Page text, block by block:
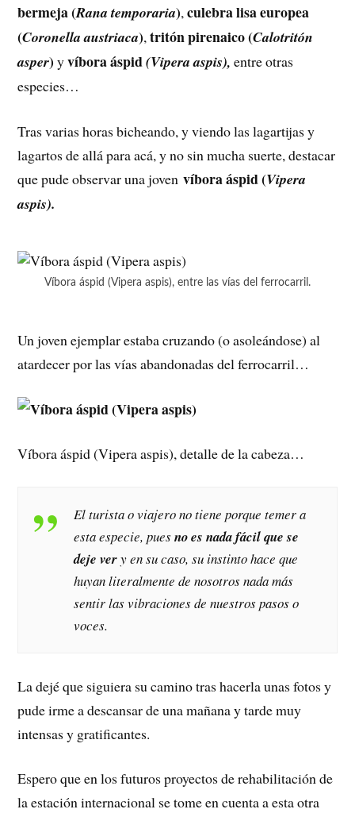
bermeja (Rana temporaria),culebra lisa europea
(Coronella austriaca),tritón pirenaico (Calotritón
asper) yvíbora áspid(Vipera aspis), entre otras
especies…
Tras varias horas bicheando, y viendo las lagartijas y
lagartos de allá para acá, y no sin mucha suerte, destacar
que pude observar una jovenvíbora áspid (Vipera
aspis).
Víbora áspid (Vipera aspis), entre las vías del ferrocarril.
Un joven ejemplar estaba cruzando (o asoleándose) al
atardecer por las vías abandonadas del ferrocarril…
Víbora áspid (Vipera aspis), detalle de la cabeza…
El turista o viajero no tiene porque temer a
esta especie, puesno es nada fácil que se
deje very en su caso, su instinto hace que
huyan literalmente de nosotros nada más
sentir las vibraciones de nuestros pasos o
voces.
La dejé que siguiera su camino tras hacerla unas fotos y
pude irme a descansar de una mañana y tarde muy
intensas y gratificantes.
Espero que en los futuros proyectos de rehabilitación de
la estación internacional se tome en cuenta a esta otra